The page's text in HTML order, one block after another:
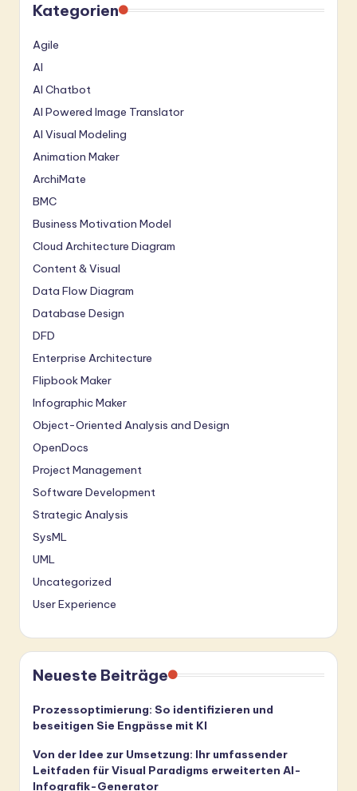
Kategorien
Agile
AI
AI Chatbot
AI Powered Image Translator
AI Visual Modeling
Animation Maker
ArchiMate
BMC
Business Motivation Model
Cloud Architecture Diagram
Content & Visual
Data Flow Diagram
Database Design
DFD
Enterprise Architecture
Flipbook Maker
Infographic Maker
Object-Oriented Analysis and Design
OpenDocs
Project Management
Software Development
Strategic Analysis
SysML
UML
Uncategorized
User Experience
Neueste Beiträge
Prozessoptimierung: So identifizieren und
beseitigen Sie Engpässe mit KI
Von der Idee zur Umsetzung: Ihr umfassender
Leitfaden für Visual Paradigms erweiterten AI-
Infografik-Generator